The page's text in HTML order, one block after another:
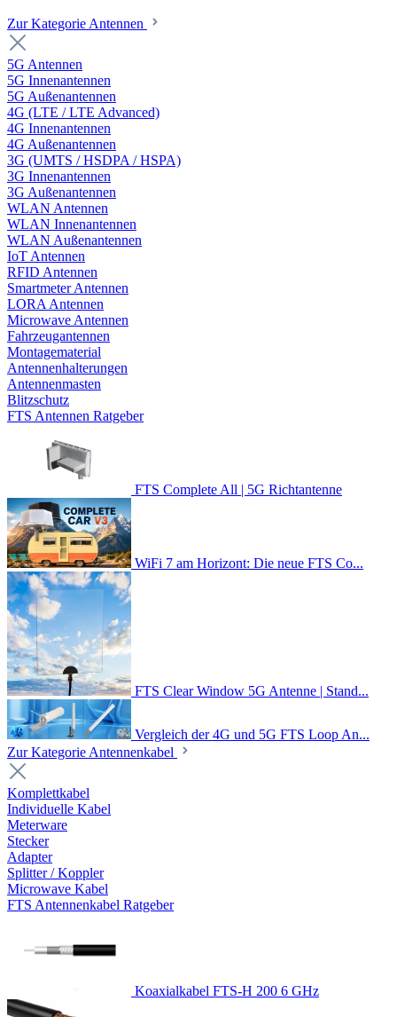
Zur Kategorie Antennen
5G Antennen
5G Innenantennen
5G Außenantennen
4G (LTE / LTE Advanced)
4G Innenantennen
4G Außenantennen
3G (UMTS / HSDPA / HSPA)
3G Innenantennen
3G Außenantennen
WLAN Antennen
WLAN Innenantennen
WLAN Außenantennen
IoT Antennen
RFID Antennen
Smartmeter Antennen
LORA Antennen
Microwave Antennen
Fahrzeugantennen
Montagematerial
Antennenhalterungen
Antennenmasten
Blitzschutz
FTS Antennen Ratgeber
FTS Complete All | 5G Richtantenne
WiFi 7 am Horizont: Die neue FTS Co...
FTS Clear Window 5G Antenne | Stand...
Vergleich der 4G und 5G FTS Loop An...
Zur Kategorie Antennenkabel
Komplettkabel
Individuelle Kabel
Meterware
Stecker
Adapter
Splitter / Koppler
Microwave Kabel
FTS Antennenkabel Ratgeber
Koaxialkabel FTS-H 200 6 GHz